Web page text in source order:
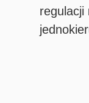
regulacji